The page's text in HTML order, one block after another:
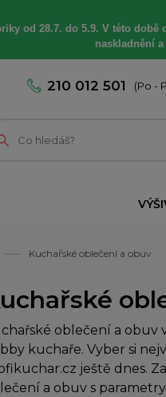
od 28.7. do 5.9. V této době
naskladnění
210 012 501 (Po -
Kuchařské oblečení a obuv
oblečení a obuv
kuchaře. Vyber si
ještě dnes.
a obuv s